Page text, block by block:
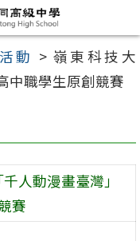
動 > 嶺東科技大
中職學生原創競賽
人動漫畫臺灣」
賽